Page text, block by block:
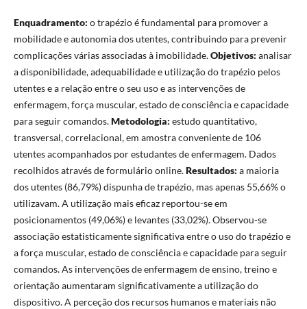
Enquadramento: o trapézio é fundamental para promover a
mobilidade e autonomia dos utentes, contribuindo para prevenir
complicações várias associadas à imobilidade.Objetivos: analisar
a disponibilidade, adequabilidade e utilização do trapézio pelos
utentes e a relação entre o seu uso e as intervenções de
enfermagem, força muscular, estado de consciência e capacidade
para seguir comandos.Metodologia: estudo quantitativo,
transversal, correlacional, em amostra conveniente de 106
utentes acompanhados por estudantes de enfermagem. Dados
recolhidos através de formulário online.Resultados: a maioria
dos utentes (86,79%) dispunha de trapézio, mas apenas 55,66% o
utilizavam. A utilização mais eficaz reportou-se em
posicionamentos (49,06%) e levantes (33,02%). Observou-se
associação estatisticamente significativa entre o uso do trapézio e
a força muscular, estado de consciência e capacidade para seguir
comandos. As intervenções de enfermagem de ensino, treino e
orientação aumentaram significativamente a utilização do
dispositivo. A perceção dos recursos humanos e materiais não